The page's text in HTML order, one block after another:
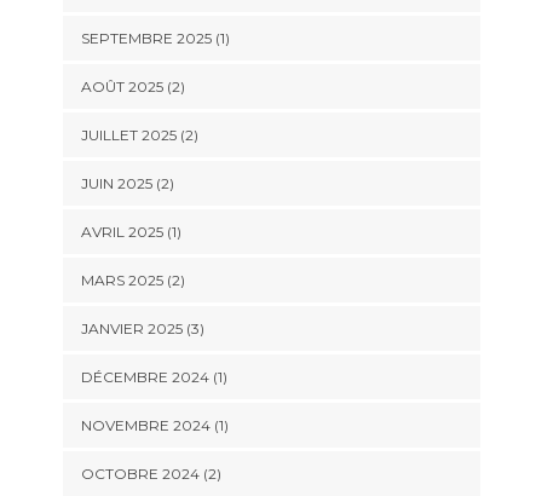
SEPTEMBRE 2025(1)
AOÛT 2025(2)
JUILLET 2025(2)
JUIN 2025(2)
AVRIL 2025(1)
MARS 2025(2)
JANVIER 2025(3)
DÉCEMBRE 2024(1)
NOVEMBRE 2024(1)
OCTOBRE 2024(2)